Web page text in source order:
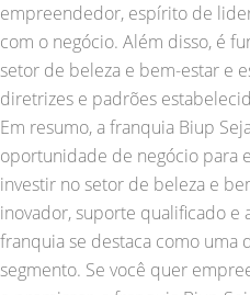
empreendedor, espírito de
com o negócio. Além disso, é
setor de beleza e bem-estar e
diretrizes e padrões
Em resumo, a franquia Biup
oportunidade de negócio para
investir no setor de beleza e
inovador, suporte qualificado e
franquia se destaca como uma
segmento. Se você quer